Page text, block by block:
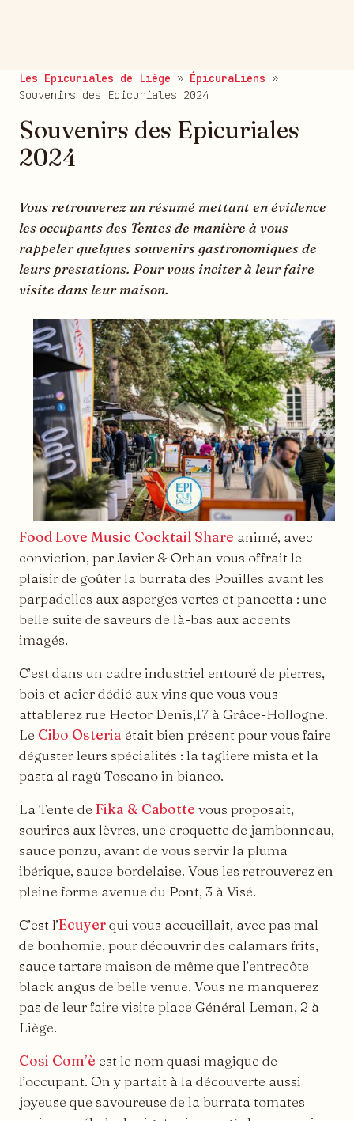
Les Epicuriales de Liège » ÉpicuraLiens »
Souvenirs des Epicuriales 2024
Souvenirs des Epicuriales
2024
Vous retrouverez un résumé mettant en évidence
les occupants des Tentes de manière à vous
rappeler quelques souvenirs gastronomiques de
leurs prestations. Pour vous inciter à leur faire
visite dans leur maison.
Food Love Music Cocktail Share animé, avec
conviction, par Javier & Orhan vous offrait le
plaisir de goûter la burrata des Pouilles avant les
parpadelles aux asperges vertes et pancetta : une
belle suite de saveurs de là-bas aux accents
imagés.
C’est dans un cadre industriel entouré de pierres,
bois et acier dédié aux vins que vous vous
attablerez rue Hector Denis,17 à Grâce-Hollogne.
Le Cibo Osteria était bien présent pour vous faire
déguster leurs spécialités : la tagliere mista et la
pasta al ragù Toscano in bianco.
La Tente de Fika & Cabotte vous proposait,
sourires aux lèvres, une croquette de jambonneau,
sauce ponzu, avant de vous servir la pluma
ibérique, sauce bordelaise. Vous les retrouverez en
pleine forme avenue du Pont, 3 à Visé.
C’est l’Ecuyerqui vous accueillait, avec pas mal
de bonhomie, pour découvrir des calamars frits,
sauce tartare maison de même que l’entrecôte
black angus de belle venue. Vous ne manquerez
pas de leur faire visite place Général Leman, 2 à
Liège.
Cosi Com’è est le nom quasi magique de
l’occupant. On y partait à la découverte aussi
joyeuse que savoureuse de la burrata tomates